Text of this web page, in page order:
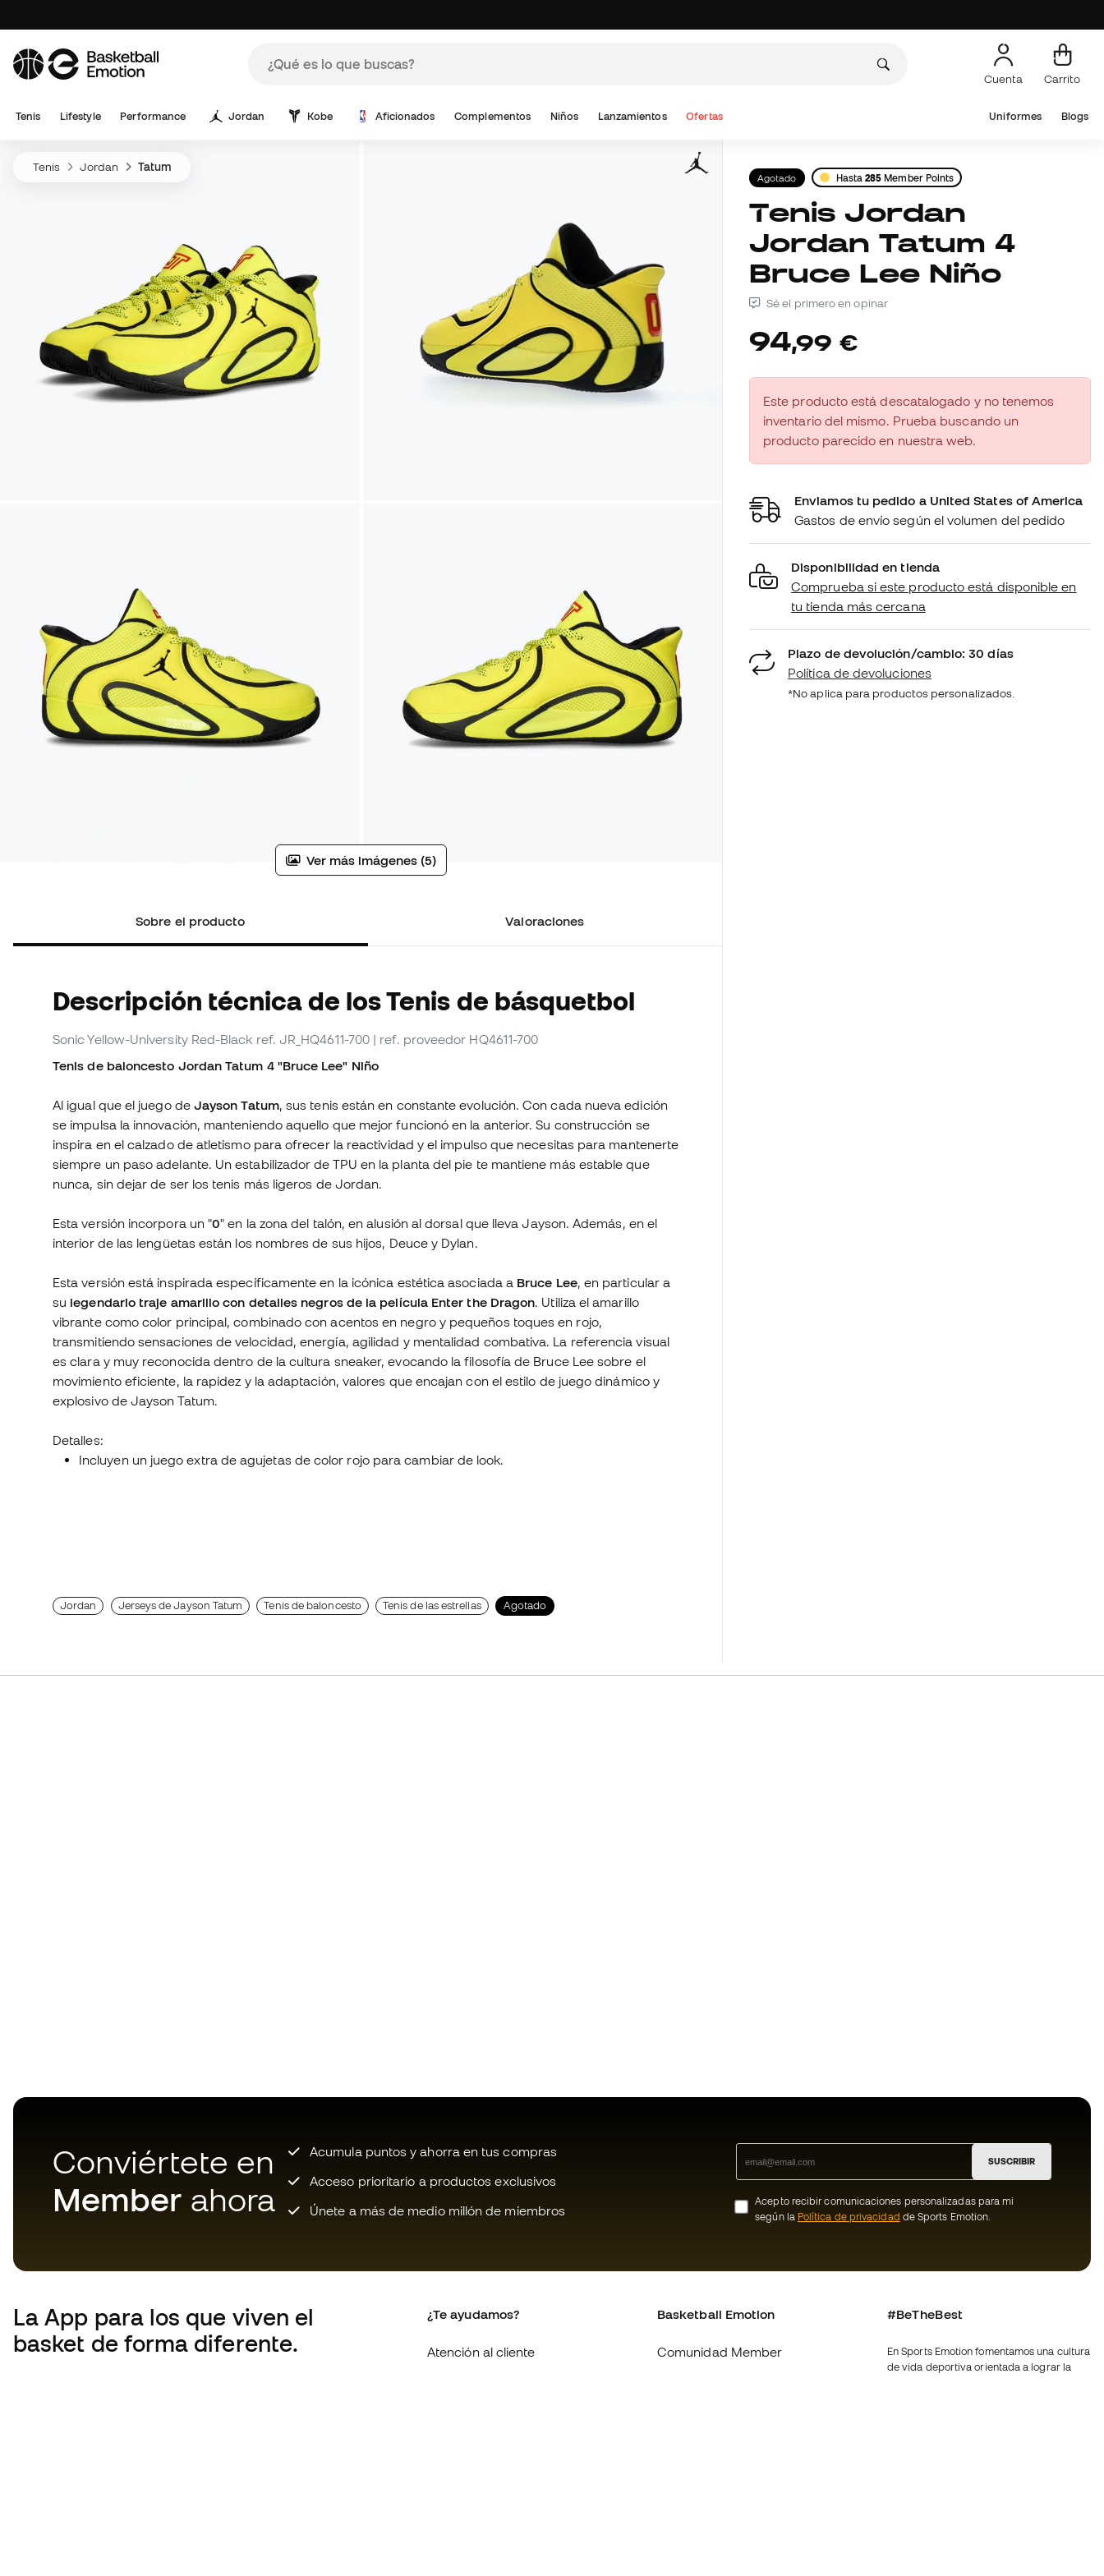
Cuenta Carrito
Tenis Lifestyle Performance Jordan Kobe Aficionados Complementos Niños Lanzamientos Ofertas Uniformes Blogs
Tenis Jordan Tatum
Ver más imágenes (5)
Sobre el producto Valoraciones
Descripción técnica de los Tenis de básquetbol
Sonic Yellow-University Red-Black ref. JR_HQ4611-700 | ref. proveedor HQ4611-700
Tenis de baloncesto Jordan Tatum 4 "Bruce Lee" Niño
Al igual que el juego de Jayson Tatum, sus tenis están en constante evolución. Con cada nueva edición
se impulsa la innovación, manteniendo aquello que mejor funcionó en la anterior. Su construcción se
inspira en el calzado de atletismo para ofrecer la reactividad y el impulso que necesitas para mantenerte
siempre un paso adelante. Un estabilizador de TPU en la planta del pie te mantiene más estable que
nunca, sin dejar de ser los tenis más ligeros de Jordan.
Esta versión incorpora un "0" en la zona del talón, en alusión al dorsal que lleva Jayson. Además, en el
interior de las lengüetas están los nombres de sus hijos, Deuce y Dylan.
Esta versión está inspirada específicamente en la icónica estética asociada a Bruce Lee, en particular a
su legendario traje amarillo con detalles negros de la película Enter the Dragon. Utiliza el amarillo
vibrante como color principal, combinado con acentos en negro y pequeños toques en rojo,
transmitiendo sensaciones de velocidad, energía, agilidad y mentalidad combativa. La referencia visual
es clara y muy reconocida dentro de la cultura sneaker, evocando la filosofía de Bruce Lee sobre el
movimiento eficiente, la rapidez y la adaptación, valores que encajan con el estilo de juego dinámico y
explosivo de Jayson Tatum.
Detalles:
Incluyen un juego extra de agujetas de color rojo para cambiar de look.
Jordan Jerseys de Jayson Tatum Tenis de baloncesto Tenis de las estrellas Agotado
Agotado Hasta285 Member Points
Tenis Jordan
Jordan Tatum 4
Bruce Lee Niño
Sé el primero en opinar
94,99 €
Este producto está descatalogado y no tenemos
inventario del mismo. Prueba buscando un
producto parecido en nuestra web.
Enviamos tu pedido a United States of America
Gastos de envío según el volumen del pedido
Disponibilidad en tienda
Comprueba si este producto está disponible en
tu tienda más cercana
Plazo de devolución/cambio: 30 días
Política de devoluciones
*No aplica para productos personalizados.
Conviértete en
Member ahora
Acumula puntos y ahorra en tus compras
Acceso prioritario a productos exclusivos
Únete a más de medio millón de miembros
SUSCRIBIR
Acepto recibir comunicaciones personalizadas para mi
según la Política de privacidad de Sports Emotion.
La App para los que viven el
basket de forma diferente.
¿Te ayudamos?
Atención al cliente
Basketball Emotion
Comunidad Member
#BeTheBest
En Sports Emotion fomentamos una cultura
de vida deportiva orientada a lograr la